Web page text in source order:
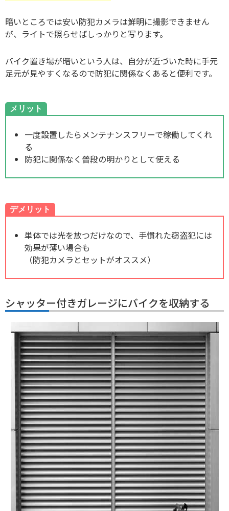
暗いところでは安い防犯カメラは鮮明に撮影できません
が、ライトで照らせばしっかりと写ります。
バイク置き場が暗いという人は、自分が近づいた時に手元
足元が見やすくなるので防犯に関係なくあると便利です。
メリット
一度設置したらメンテナンスフリーで稼働してくれ
る
防犯に関係なく普段の明かりとして使える
デメリット
単体では光を放つだけなので、手慣れた窃盗犯には
効果が薄い場合も
（防犯カメラとセットがオススメ）
シャッター付きガレージにバイクを収納する